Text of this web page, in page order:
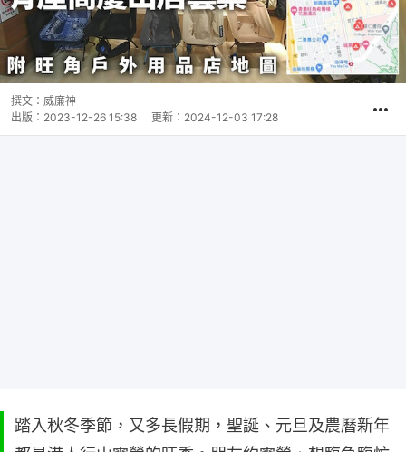
撰文： 威廉神
出版： 2023-12-26 15:38 更新： 2024-12-03 17:28
踏入秋冬季節，又多長假期，聖誕、元旦及農曆新年